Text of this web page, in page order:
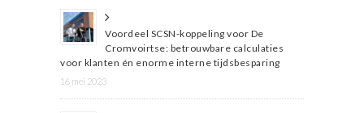
Voordeel SCSN-koppeling voor De
Cromvoirtse: betrouwbare calculaties
voor klanten én enorme interne tijdsbesparing
16 mei 2023